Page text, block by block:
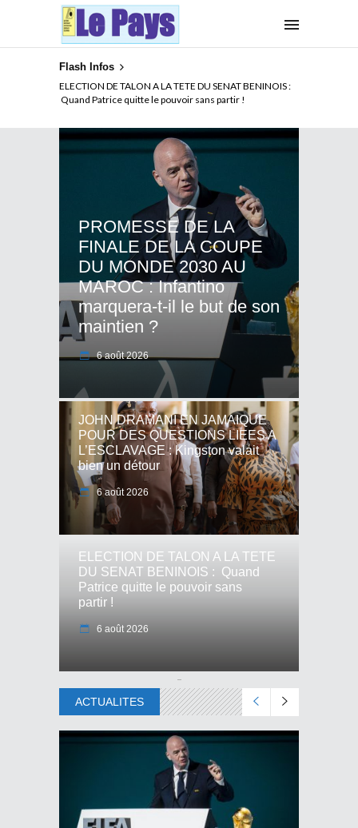
Flash Infos
ELECTION DE TALON A LA TETE DU SENAT BENINOIS :
Quand Patrice quitte le pouvoir sans partir !
PROMESSE DE LA
FINALE DE LA COUPE
DU MONDE 2030 AU
MAROC : Infantino
marquera-t-il le but de son
maintien ?
6 août 2026
JOHN DRAMANI EN JAMAIQUE
POUR DES QUESTIONS LIEES A
L’ESCLAVAGE : Kingston valait
bien un détour
6 août 2026
ELECTION DE TALON A LA TETE
DU SENAT BENINOIS : Quand
Patrice quitte le pouvoir sans
partir !
6 août 2026
ACTUALITES